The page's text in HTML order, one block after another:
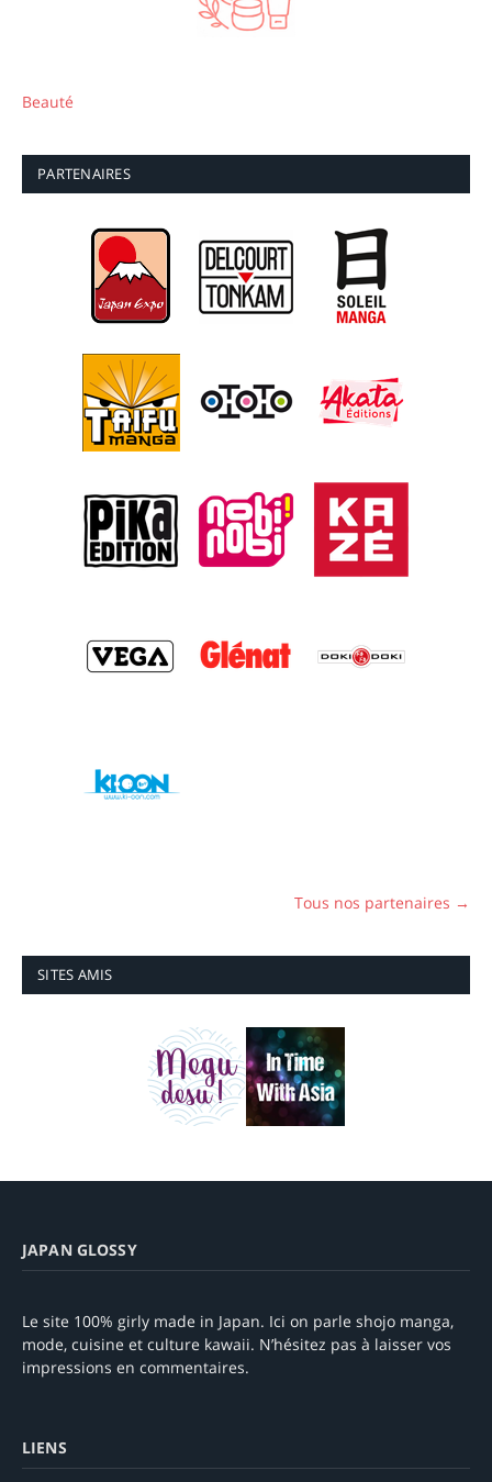
Beauté
PARTENAIRES
Tous nos partenaires →
SITES AMIS
JAPAN GLOSSY
Le site 100% girly made in Japan. Ici on parle shojo manga,
mode, cuisine et culture kawaii. N’hésitez pas à laisser vos
impressions en commentaires.
LIENS